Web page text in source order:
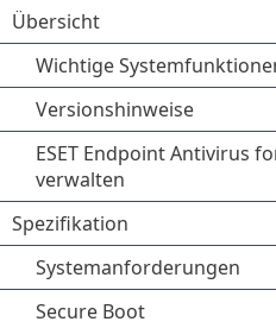
Übersicht
Wichtige
Versionshinweise
ESET Endpoint Antivirus
verwalten
Spezifikation
Systemanforderungen
Secure Boot